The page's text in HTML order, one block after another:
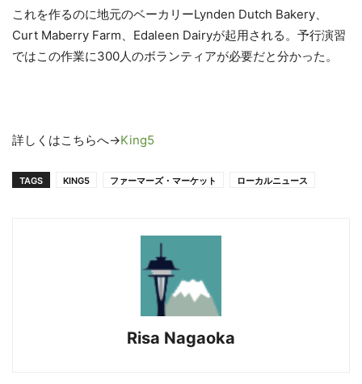
これを作るのに地元のベーカリーLynden Dutch Bakery、
Curt Maberry Farm、Edaleen Dairyが起用される。予行演習
ではこの作業に300人のボランティアが必要だと分かった。
詳しくはこちらへ→King5
TAGS KING5 ファーマーズ・マーケット ローカルニュース
Risa Nagaoka